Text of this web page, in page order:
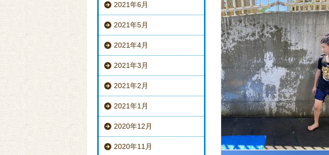
2021年6月
2021年5月
2021年4月
2021年3月
2021年2月
2021年1月
2020年12月
2020年11月